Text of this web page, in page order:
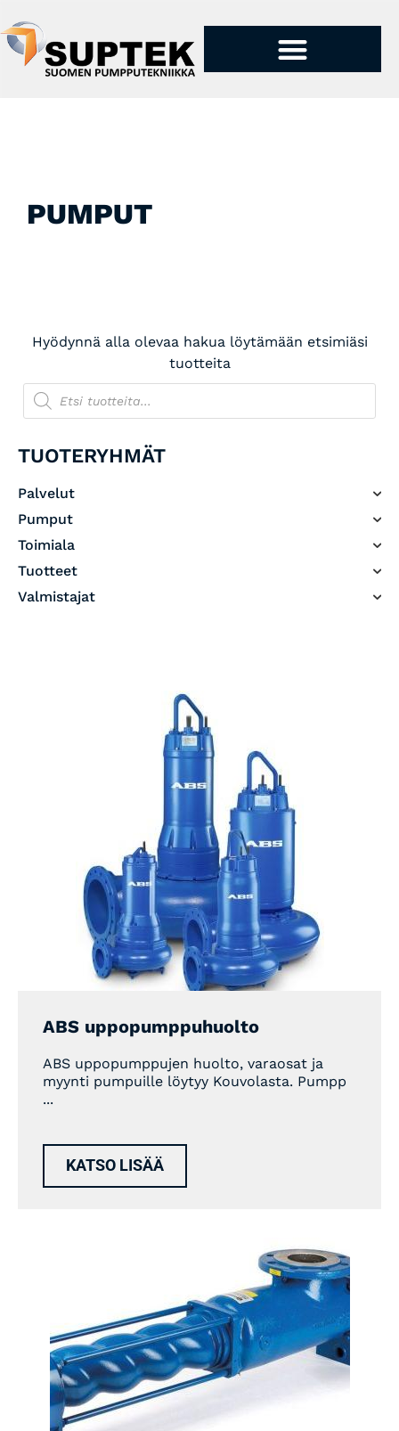
PUMPUT
Hyödynnä alla olevaa hakua löytämään etsimiäsi
tuotteita
TUOTERYHMÄT
Palvelut
Pumput
Toimiala
Tuotteet
Valmistajat
ABS uppopumppuhuolto
ABS uppopumppujen huolto, varaosat ja
myynti pumpuille löytyy Kouvolasta. Pumpp
...
KATSO LISÄÄ